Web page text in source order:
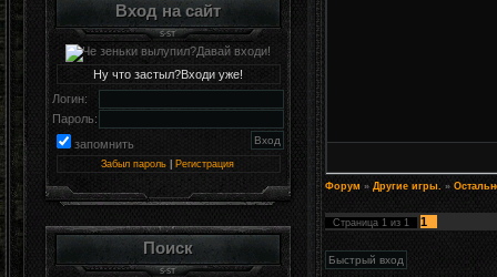
Вход на сайт
Ну что застыл?Входи уже!
Логин:
Пароль:
запомнить
Забыл пароль Регистрация
Поиск
Форум » Другие игры. »
Страница 1 из 1 1